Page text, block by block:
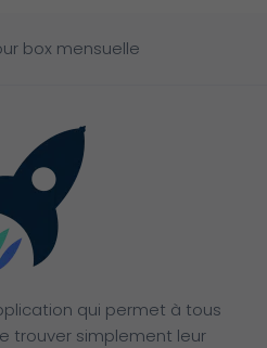
box mensuelle
qui permet à tous
trouver simplement leur